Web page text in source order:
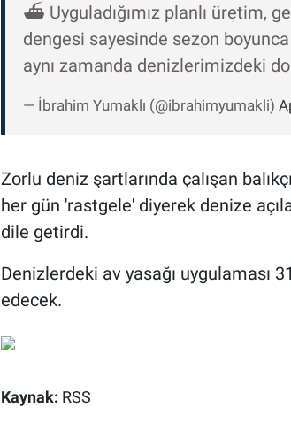
⛴️ Uyguladığımız planlı üretim,
dengesi sayesinde sezon boyunca
aynı zamanda denizlerimizdeki
— İbrahim Yumaklı (@ibrahimyumakli)
Zorlu deniz şartlarında çalışan
her gün 'rastgele' diyerek denize
dile getirdi.
Denizlerdeki av yasağı uygulaması
edecek.
Kaynak: RSS